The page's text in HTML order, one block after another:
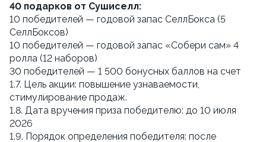
40 подарков от Сушиселл:
10 победителей — годовой запас СеллБокса (5
СеллБоксов)
10 победителей — годовой запас «Собери сам» 4
ролла (12 наборов)
30 победителей — 1 500 бонусных баллов на счет
1.7. Цель акции: повышение узнаваемости,
стимулирование продаж.
1.8. Дата вручения приза победителю: до 10 июля
2026
1.9. Порядок определения победителя: после